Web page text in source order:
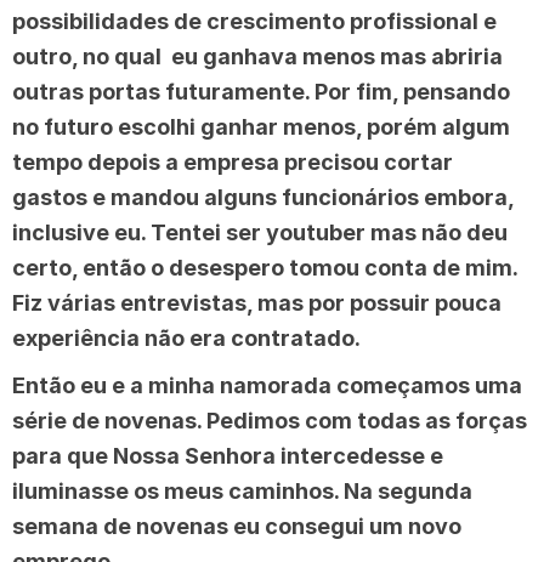
possibilidades de crescimento profissional e
outro, no qual eu ganhava menos mas abriria
outras portas futuramente. Por fim, pensando
no futuro escolhi ganhar menos, porém algum
tempo depois a empresa precisou cortar
gastos e mandou alguns funcionários embora,
inclusive eu. Tentei ser youtuber mas não deu
certo, então o desespero tomou conta de mim.
Fiz várias entrevistas, mas por possuir pouca
experiência não era contratado.
Então eu e a minha namorada começamos uma
série de novenas. Pedimos com todas as forças
para que Nossa Senhora intercedesse e
iluminasse os meus caminhos. Na segunda
semana de novenas eu consegui um novo